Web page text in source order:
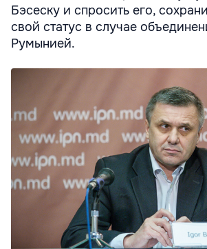
Бэсеску и спросить его,
свой статус в случае
Румынией.